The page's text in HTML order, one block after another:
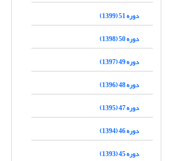
دوره 51 (1399)
دوره 50 (1398)
دوره 49 (1397)
دوره 48 (1396)
دوره 47 (1395)
دوره 46 (1394)
دوره 45 (1393)